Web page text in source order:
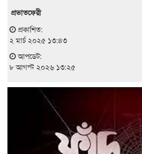
প্রভাতফেরী
প্রকাশিত:
২ মার্চ ২০২৫ ১৩:৪৩
আপডেট:
৮ আগস্ট ২০২৬ ১৩:২৫